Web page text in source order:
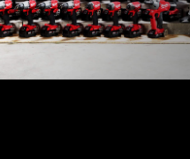
19 (¾″) Male thread
18